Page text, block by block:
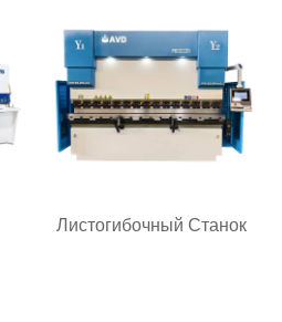
Листогибочный Станок